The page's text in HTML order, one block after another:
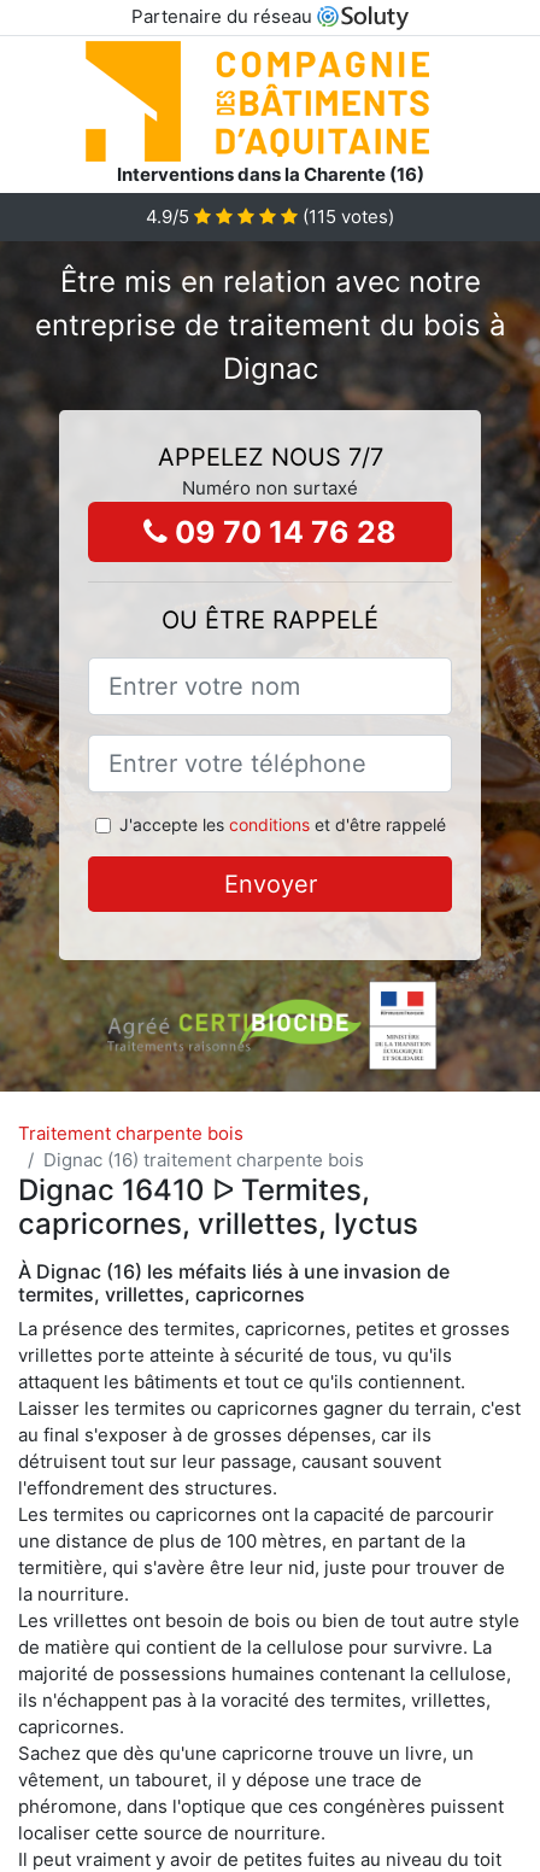
Partenaire du réseau
Interventions dans la Charente (16)
4.9/5
(115 votes)
Être mis en relation avec notre
entreprise de traitement du bois à
Dignac
APPELEZ NOUS 7/7
Numéro non surtaxé
09 70 14 76 28
OU ÊTRE RAPPELÉ
J'accepte les conditionset d'être rappelé
Envoyer
Traitement charpente bois
Dignac (16) traitement charpente bois
Dignac 16410 ᐅ Termites,
capricornes, vrillettes, lyctus
À Dignac (16) les méfaits liés à une invasion de
termites, vrillettes, capricornes
La présence des termites, capricornes, petites et grosses
vrillettes porte atteinte à sécurité de tous, vu qu'ils
attaquent les bâtiments et tout ce qu'ils contiennent.
Laisser les termites ou capricornes gagner du terrain, c'est
au final s'exposer à de grosses dépenses, car ils
détruisent tout sur leur passage, causant souvent
l'effondrement des structures.
Les termites ou capricornes ont la capacité de parcourir
une distance de plus de 100 mètres, en partant de la
termitière, qui s'avère être leur nid, juste pour trouver de
la nourriture.
Les vrillettes ont besoin de bois ou bien de tout autre style
de matière qui contient de la cellulose pour survivre. La
majorité de possessions humaines contenant la cellulose,
ils n'échappent pas à la voracité des termites, vrillettes,
capricornes.
Sachez que dès qu'une capricorne trouve un livre, un
vêtement, un tabouret, il y dépose une trace de
phéromone, dans l'optique que ces congénères puissent
localiser cette source de nourriture.
Il peut vraiment y avoir de petites fuites au niveau du toit